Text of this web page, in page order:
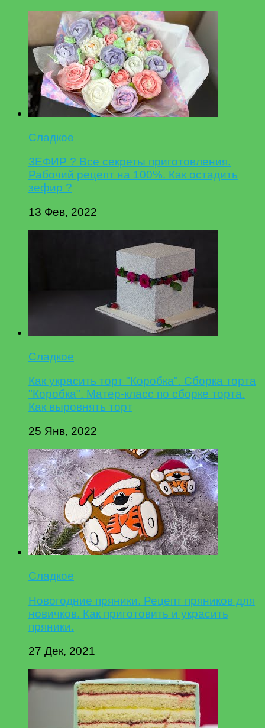
Сладкое
ЗЕФИР ? Все секреты приготовления.
Рабочий рецепт на 100%. Как остадить
зефир ?
13 Фев, 2022
Сладкое
Как украсить торт "Коробка". Сборка торта
"Коробка". Матер-класс по сборке торта.
Как выровнять торт
25 Янв, 2022
Сладкое
Новогодние пряники. Рецепт пряников для
новичков. Как приготовить и украсить
пряники.
27 Дек, 2021